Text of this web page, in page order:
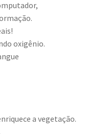
oxigênio.
a vegetação.